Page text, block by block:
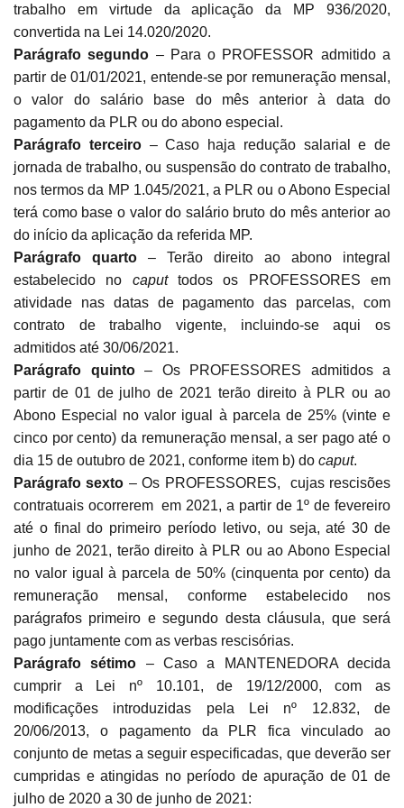
trabalho em virtude da aplicação da MP 936/2020,
convertida na Lei 14.020/2020.
Parágrafo segundo – Para o PROFESSOR admitido a
partir de 01/01/2021, entende-se por remuneração mensal,
o valor do salário base do mês anterior à data do
pagamento da PLR ou do abono especial.
Parágrafo terceiro– Caso haja redução salarial e de
jornada de trabalho, ou suspensão do contrato de trabalho,
nos termos da MP 1.045/2021, a PLR ou o Abono Especial
terá como base o valor do salário bruto do mês anterior ao
do início da aplicação da referida MP.
Parágrafo quarto – Terão direito ao abono integral
estabelecido no caputtodos os PROFESSORES em
atividade nas datas de pagamento das parcelas, com
contrato de trabalho vigente, incluindo-se aqui os
admitidos até 30/06/2021.
Parágrafo quinto– Os PROFESSORES admitidos a
partir de 01 de julho de 2021 terão direito à PLR ou ao
Abono Especial no valor igual à parcela de 25% (vinte e
cinco por cento) da remuneração mensal, a ser pago até o
dia 15 de outubro de 2021, conforme item b) do caput.
Parágrafo sexto – Os PROFESSORES, cujas rescisões
contratuais ocorrerem em 2021, a partir de 1º de fevereiro
até o final do primeiro período letivo, ou seja, até 30 de
junho de 2021, terão direito à PLR ou ao Abono Especial
no valor igual à parcela de 50% (cinquenta por cento) da
remuneração mensal, conforme estabelecido nos
parágrafos primeiro e segundo desta cláusula, que será
pago juntamente com as verbas rescisórias.
Parágrafo sétimo – Caso a MANTENEDORA decida
cumprir a Lei nº 10.101, de 19/12/2000, com as
modificações introduzidas pela Lei nº 12.832, de
20/06/2013, o pagamento da PLR fica vinculado ao
conjunto de metas a seguir especificadas, que deverão ser
cumpridas e atingidas no período de apuração de 01 de
julho de 2020 a 30 de junho de 2021: